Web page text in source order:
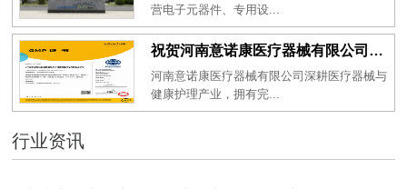
营电子元器件、专用设...
祝贺河南意诺康医疗器械有限公司2026年一次性成功通过GMP认证
河南意诺康医疗器械有限公司深耕医疗器械与
健康护理产业，拥有完...
行业资讯